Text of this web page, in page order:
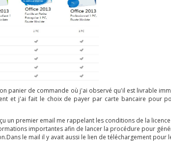
panier de commande où j'ai observé qu'il est livrable
et j'ai fait le choix de payer par carte bancaire pour
un premier email me rappelant les conditions de la licence
importantes afin de lancer la procédure pour
Dans le mail il y avait aussi le lien de téléchargement pour